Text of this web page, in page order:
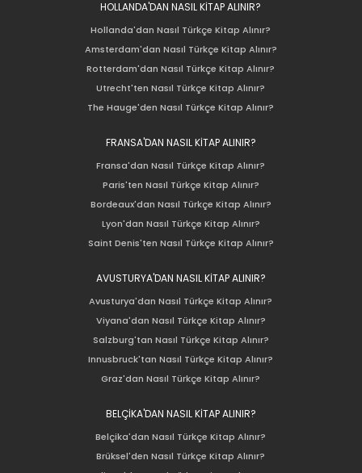
HOLLANDA'DAN NASIL KİTAP ALINIR?
Hollanda'dan Nasıl Türkçe Kitap Alınır?
Amsterdam'dan Nasıl Türkçe Kitap Alınır?
Rotterdam'dan Nasıl Türkçe Kitap Alınır?
Utrecht'ten Nasıl Türkçe Kitap Alınır?
The Hauge'den Nasıl Türkçe Kitap Alınır?
FRANSA'DAN NASIL KİTAP ALINIR?
Fransa'dan Nasıl Türkçe Kitap Alınır?
Paris'ten Nasıl Türkçe Kitap Alınır?
Bordeaux'dan Nasıl Türkçe Kitap Alınır?
Lyon'dan Nasıl Türkçe Kitap Alınır?
Saint Denis'ten Nasıl Türkçe Kitap Alınır?
AVUSTURYA'DAN NASIL KİTAP ALINIR?
Avusturya'dan Nasıl Türkçe Kitap Alınır?
Viyana'dan Nasıl Türkçe Kitap Alınır?
Salzburg'tan Nasıl Türkçe Kitap Alınır?
Innusbruck'tan Nasıl Türkçe Kitap Alınır?
Graz'dan Nasıl Türkçe Kitap Alınır?
BELÇİKA'DAN NASIL KİTAP ALINIR?
Belçika'dan Nasıl Türkçe Kitap Alınır?
Brüksel'den Nasıl Türkçe Kitap Alınır?